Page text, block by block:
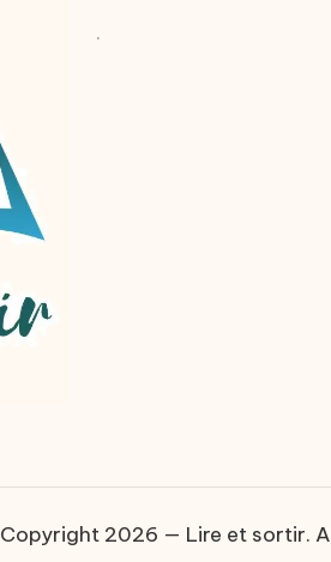
.
Copyright 2026 — Lire et sortir.